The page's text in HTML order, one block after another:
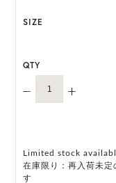
HAT BOX(有償
SIZE
QTY
Limited stock
在庫限り：再入荷未定
す